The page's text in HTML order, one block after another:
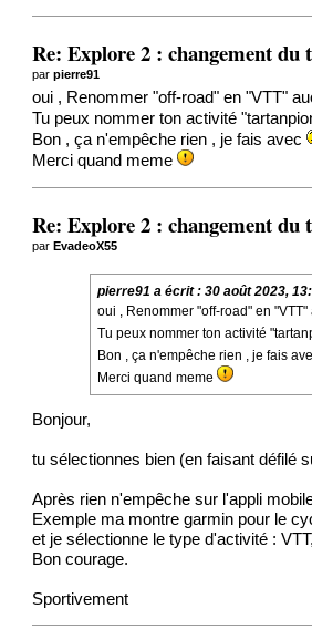
Re: Explore 2 : changement du
parpierre91
oui , Renommer "off-road" en "VTT"
Tu peux nommer ton activité
Bon , ça n'empêche rien , je fais avec
Merci quand meme
Re: Explore 2 : changement du
parEvadeoX55
pierre91 a écrit : 30 août 2023,
oui , Renommer "off-road" en
Tu peux nommer ton activité
Bon , ça n'empêche rien , je fais
Merci quand meme
Bonjour,
tu sélectionnes bien (en faisant défilé
Après rien n'empêche sur l'appli
Exemple ma montregarmin pour le
et je sélectionne le type d'activité :
Bon courage.
Sportivement